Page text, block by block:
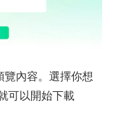
覽內容。選擇你想
可以開始下載